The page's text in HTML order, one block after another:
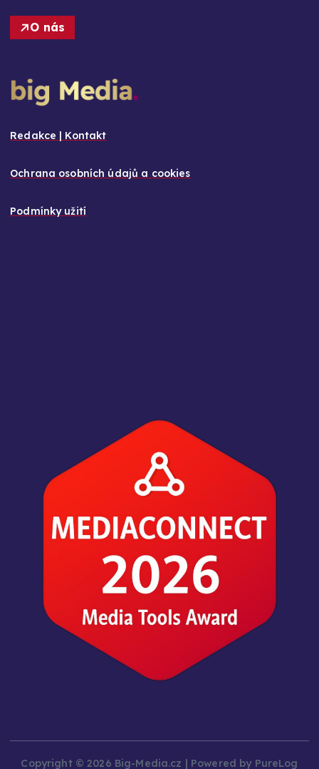
O nás
Redakce | Kontakt
Ochrana osobních údajů a cookies
Podmínky užití
Copyright © 2026 Big-Media.cz | Powered by PureLog